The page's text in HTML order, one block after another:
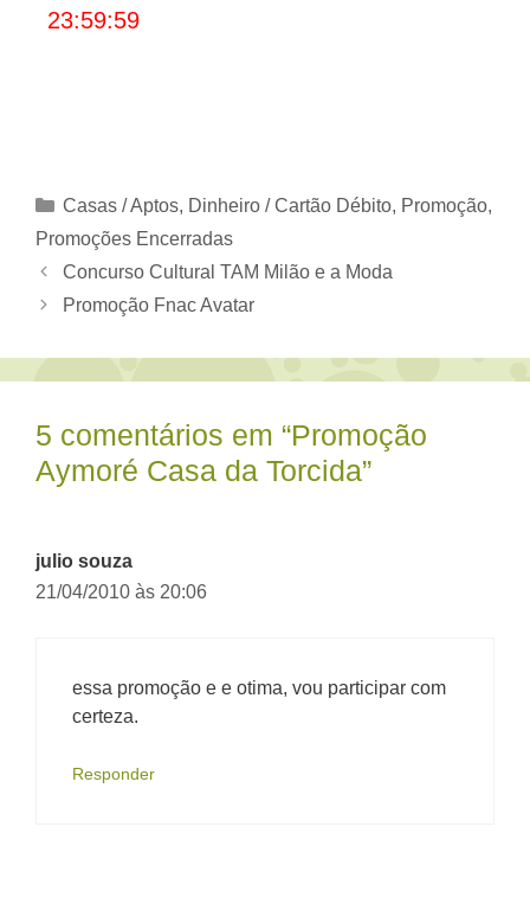
23:59:59
Categorias
Casas / Aptos, Dinheiro / Cartão Débito, Promoção,
Promoções Encerradas
Concurso Cultural TAM Milão e a Moda
Promoção Fnac Avatar
5 comentários em “Promoção
Aymoré Casa da Torcida”
julio souza
21/04/2010 às 20:06
essa promoção e e otima, vou participar com
certeza.
Responder